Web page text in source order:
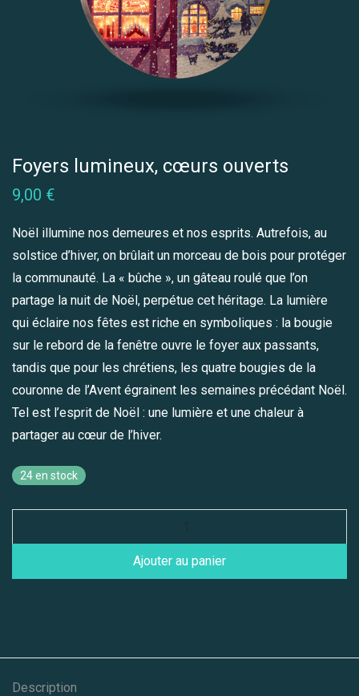
Foyers lumineux, cœurs ouverts
9,00 €
Noël illumine nos demeures et nos esprits. Autrefois, au
solstice d’hiver, on brûlait un morceau de bois pour protéger
la communauté. La « bûche », un gâteau roulé que l’on
partage la nuit de Noël, perpétue cet héritage. La lumière
qui éclaire nos fêtes est riche en symboliques : la bougie
sur le rebord de la fenêtre ouvre le foyer aux passants,
tandis que pour les chrétiens, les quatre bougies de la
couronne de l’Avent égrainent les semaines précédant Noël.
Tel est l’esprit de Noël : une lumière et une chaleur à
partager au cœur de l’hiver.
24 en stock
Ajouter au panier
Description